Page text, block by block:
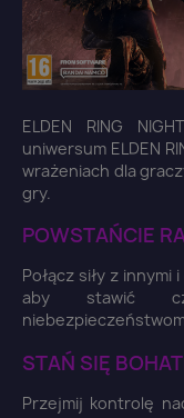
ELDEN RING
uniwersum ELDEN
wrażeniach dla
gry.
POWSTAŃCIE
Połącz siły z
aby stawić
STAŃ SIĘ
Przejmij kontrolę